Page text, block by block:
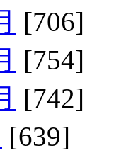
[706]
[754]
[742]
[639]